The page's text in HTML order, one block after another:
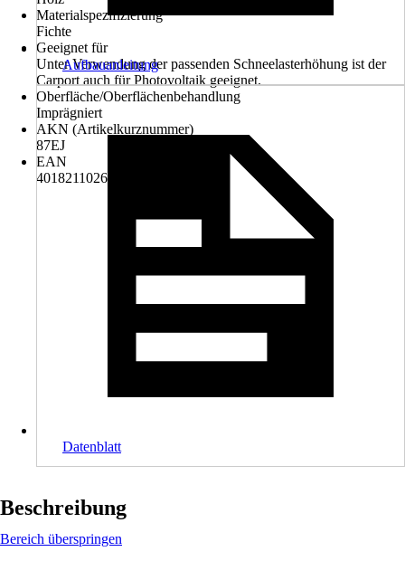
Materialspezifizierung
Fichte
Geeignet für
Unter Verwendung der passenden Schneelasterhöhung ist der
Carport auch für Photovoltaik geeignet.
Oberfläche/Oberflächenbehandlung
Imprägniert
AKN (Artikelkurznummer)
87EJ
EAN
4018211026524
Aufbauanleitung
Datenblatt
Beschreibung
Bereich überspringen